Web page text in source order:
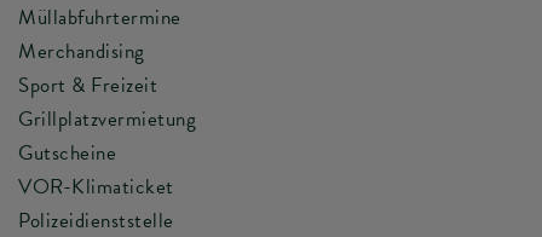
Müllabfuhrtermine
Merchandising
Sport & Freizeit
Grillplatzvermietung
Gutscheine
VOR-Klimaticket
Polizeidienststelle